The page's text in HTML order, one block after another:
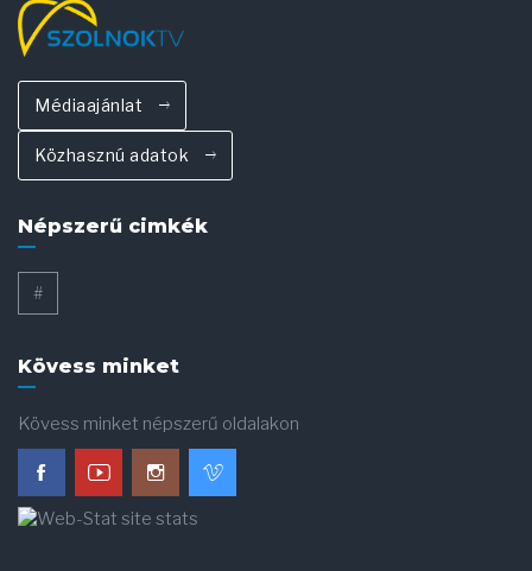
Médiaajánlat
Közhasznú adatok
Népszerű cimkék
#
Kövess minket
Kövess minket népszerű oldalakon